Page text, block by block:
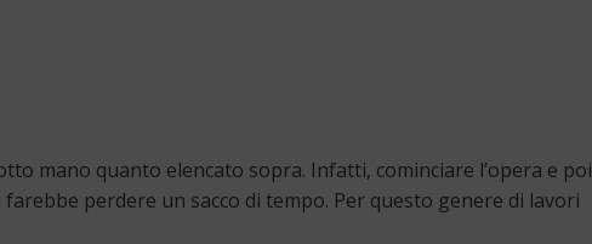
mano quanto elencato sopra. Infatti, cominciare l’opera e poi
perdere un sacco di tempo. Per questo genere di lavori